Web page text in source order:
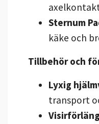
Sternum
käke och
Tillbehör och
Lyxig
transport